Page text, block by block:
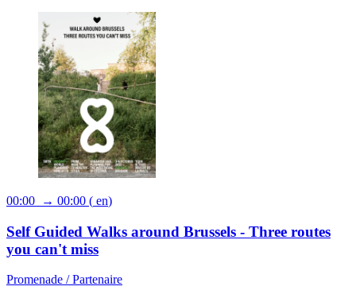
00:00 → 00:00 ( en)
Self Guided Walks around Brussels - Three routes
you can't miss
Promenade /Partenaire